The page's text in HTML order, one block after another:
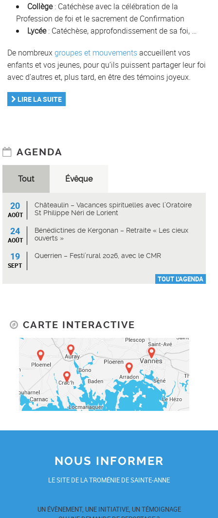
Collège: Catéchèse avec la célébration de la
Profession de foi et le sacrement de Confirmation
Lycée: Catéchèse, approfondissement de sa foi, …
De nombreuxgroupes et mouvementsaccueillent vos
enfants et vos jeunes, pour qu’ils puissent partager leur foi
avec d’autres et, plus tard, en être des témoins joyeux.
LIRE LA SUITE
AGENDA
Tout Évêque
20
AOÛT
Châteaulin – Vacances spirituelles avec l’Oratoire
St Philippe Néri de Lorient
24
AOÛT
Bénédictines de Kergonan – Retraite « Les cieux
ouverts »
19
SEPT
Querrien – Festi’rural 2026, avec le CMR
TOUT L'AGENDA
CARTE INTERACTIVE
NOUS INFORMER
LE SITE DE LA TROMÉNIE DE SAINTE-ANNE
UN ÉVÈNEMENT, UNE INITIATIVE, UN TÉMOIGNAGE